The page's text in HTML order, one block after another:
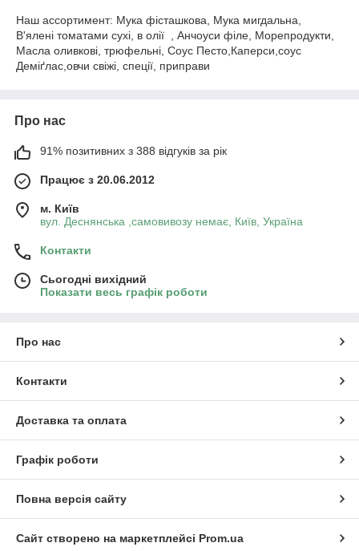
Наш ассортимент: Мука фісташкова, Мука мигдальна,
В'ялені томатами сухі, в олії , Анчоуси філе, Морепродукти,
Масла оливкові, трюфельні, Соус Песто,Каперси,соус
Деміґлас,овчи свіжі, спеції, приправи
Про нас
91% позитивних з 388 відгуків за рік
Працює з 20.06.2012
м. Київ
вул. Деснянська ,самовивозу немає, Київ, Україна
Контакти
Сьогодні вихідний
Показати весь графік роботи
Про нас
Контакти
Доставка та оплата
Графік роботи
Повна версія сайту
Сайт створено на маркетплейсі Prom.ua